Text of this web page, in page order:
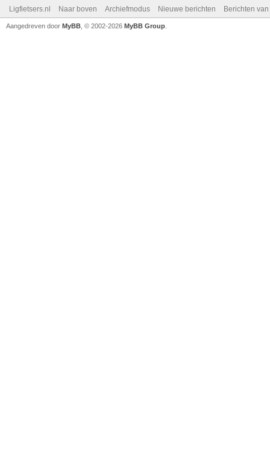
Ligfietsers.nl Naar boven Archiefmodus Nieuwe berichten Berichten
Aangedreven door MyBB , © 2002-2026 MyBB Group